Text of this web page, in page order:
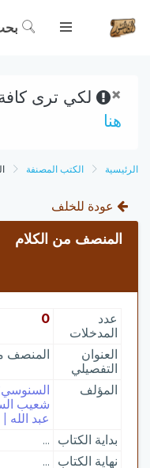
× لكي ترى
هنا
الرئيسية الكتب المصنفة
عودة للخلف
المنصف من الكلام
عدد
المدخلات
0
العنوان
التفصيلي
المنصف
المؤلف
شعيب
عبد الله | 895
بداية الكتاب
...
نهاية الكتاب
...